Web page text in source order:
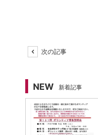
次の記事
NEW 新着記事